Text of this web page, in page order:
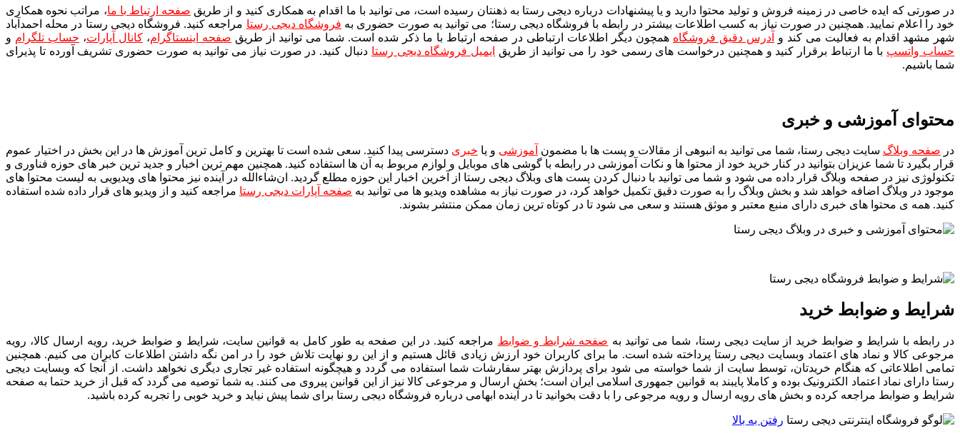
در صورتی که ایده خاصی در زمینه فروش و تولید محتوا دارید و یا پیشنهادات درباره دیجی رستا به ذهنتان رسیده است، می توانید با ما اقدام به همکاری کنید و از طریق صفحه ارتباط با ما، مراتب نحوه همکاری
خود را اعلام نمایید. همچنین در صورت نیاز به کسب اطلاعات بیشتر در رابطه با فروشگاه دیجی رستا؛ می توانید به صورت حضوری به فروشگاه دیجی رستا مراجعه کنید. فروشگاه دیجی رستا در محله احمدآباد
شهر مشهد اقدام به فعالیت می کند و آدرس دقیق فروشگاه همچون دیگر اطلاعات ارتباطی در صفحه ارتباط با ما ذکر شده است. شما می توانید از طریق صفحه اینستاگرام، کانال آپارات، حساب تلگرام و
حساب واتسپ با ما ارتباط برقرار کنید و همچنین درخواست های رسمی خود را می توانید از طریق ایمیل فروشگاه دیجی رستا دنبال کنید. در صورت نیاز می توانید به صورت حضوری تشریف آورده تا پذیرای
شما باشیم.
محتوای آموزشی و خبری
در صفحه وبلاگ سایت دیجی رستا، شما می توانید به انبوهی از مقالات و پست ها با مضمون آموزشی و یا خبری دسترسی پیدا کنید. سعی شده است تا بهترین و کامل ترین آموزش ها در این بخش در اختیار عموم
قرار بگیرد تا شما عزیزان بتوانید در کنار خرید خود از محتوا ها و نکات آموزشی در رابطه با گوشی های موبایل و لوازم مربوط به آن ها استفاده کنید. همچنین مهم ترین اخبار و جدید ترین خبر های حوزه فناوری و
تکنولوژی نیز در صفحه وبلاگ قرار داده می شود و شما می توانید با دنبال کردن پست های وبلاگ دیجی رستا از آخرین اخبار این حوزه مطلع گردید. ان‌شاءالله در آینده نیز محتوا های ویدیویی به لیست محتوا های
موجود در وبلاگ اضافه خواهد شد و بخش وبلاگ را به صورت دقیق تکمیل خواهد کرد، در صورت نیاز به مشاهده ویدیو ها می توانید به صفحه آپارات دیجی رستا مراجعه کنید و از ویدیو های قرار داده شده استفاده
کنید. همه ی محتوا های خبری دارای منبع معتبر و موثق هستند و سعی می شود تا در کوتاه ترین زمان ممکن منتشر بشوند.
شرایط و ضوابط خرید
در رابطه با شرایط و ضوابط خرید از سایت دیجی رستا، شما می توانید به صفحه شرایط و ضوابط مراجعه کنید. در این صفحه به طور کامل به قوانین سایت، شرایط و ضوابط خرید، رویه ارسال کالا، رویه
مرجوعی کالا و نماد های اعتماد وبسایت دیجی رستا پرداخته شده است. ما برای کاربران خود ارزش زیادی قائل هستیم و از این رو نهایت تلاش خود را در امن نگه داشتن اطلاعات کابران می کنیم. همچنین
تمامی اطلاعاتی که هنگام خریدتان، توسط سایت از شما خواسته می شود برای پردازش بهتر سفارشات شما استفاده می گردد و هیچگونه استفاده غیر تجاری دیگری نخواهد داشت. از آنجا که وبسایت دیجی
رستا دارای نماد اعتماد الکترونیک بوده و کاملا پایبند به قوانین جمهوری اسلامی ایران است؛ بخش ارسال و مرجوعی کالا نیز از این قوانین پیروی می کنند. به شما توصیه می گردد که قبل از خرید حتما به صفحه
شرایط و ضوابط مراجعه کرده و بخش های رویه ارسال و رویه مرجوعی را با دقت بخوانید تا در آینده ابهامی درباره فروشگاه دیجی رستا برای شما پیش نیاید و خرید خوبی را تجربه کرده باشید.
رفتن به بالا